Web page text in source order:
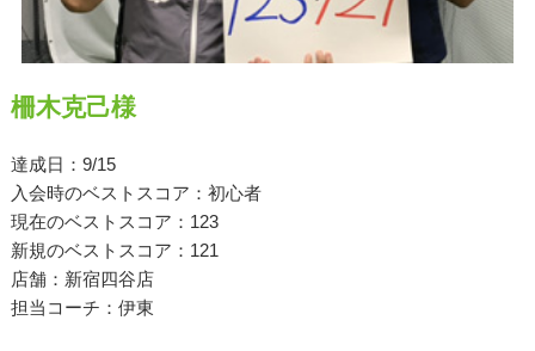
全額返金保証
原田メソッド
エゴスキューメソッド
レッスン内容
ゴルフが楽しみたい（初心者）
柵木克己様
達成日：9/15
入会時のベストスコア：初心者
現在のベストスコア：123
新規のベストスコア：121
店舗：新宿四谷店
担当コーチ：伊東